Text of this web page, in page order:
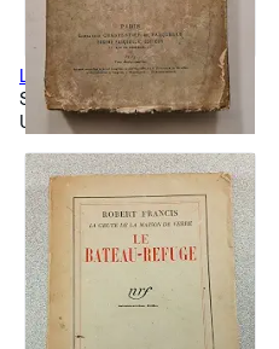
L'Aiglon
Softcover
Used